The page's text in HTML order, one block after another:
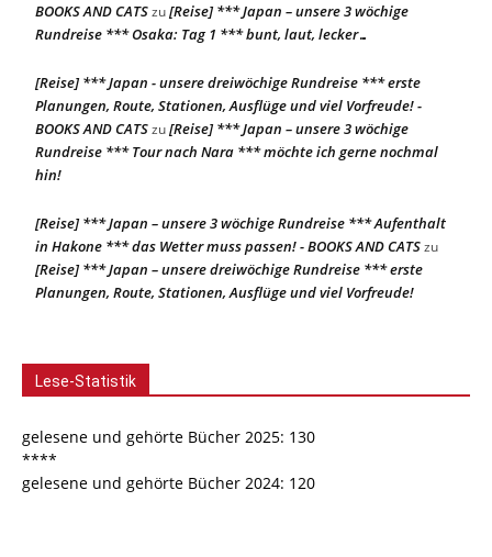
BOOKS AND CATSzu[Reise] *** Japan – unsere 3 wöchige
Rundreise *** Osaka: Tag 1 *** bunt, laut, lecker…
[Reise] *** Japan - unsere dreiwöchige Rundreise *** erste
Planungen, Route, Stationen, Ausflüge und viel Vorfreude! -
BOOKS AND CATSzu[Reise] *** Japan – unsere 3 wöchige
Rundreise *** Tour nach Nara *** möchte ich gerne nochmal
hin!
[Reise] *** Japan – unsere 3 wöchige Rundreise *** Aufenthalt
in Hakone *** das Wetter muss passen! - BOOKS AND CATSzu
[Reise] *** Japan – unsere dreiwöchige Rundreise *** erste
Planungen, Route, Stationen, Ausflüge und viel Vorfreude!
Lese-Statistik
gelesene und gehörte Bücher 2025: 130
****
gelesene und gehörte Bücher 2024: 120